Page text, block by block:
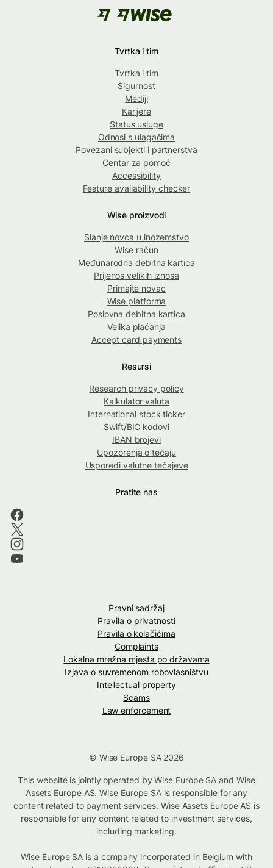
Tvrtka i tim
Tvrtka i tim
Sigurnost
Mediji
Karijere
Status usluge
Odnosi s ulagačima
Povezani subjekti i partnerstva
Centar za pomoć
Accessibility
Feature availability checker
Wise proizvodi
Slanje novca u inozemstvo
Wise račun
Međunarodna debitna kartica
Prijenos velikih iznosa
Primajte novac
Wise platforma
Poslovna debitna kartica
Velika plaćanja
Accept card payments
Resursi
Research privacy policy
Kalkulator valuta
International stock ticker
Swift/BIC kodovi
IBAN brojevi
Upozorenja o tečaju
Usporedi valutne tečajeve
Pratite nas
Pravni sadržaj
Pravila o privatnosti
Pravila o kolačićima
Complaints
Lokalna mrežna mjesta po državama
Izjava o suvremenom robovlasništvu
Intellectual property
Scams
Law enforcement
© Wise Europe SA 2026
This website is jointly operated by Wise Europe SA and Wise
Assets Europe AS. Wise Europe SA is responsible for any
content related to payment services. Wise Assets Europe AS is
responsible for any content related to investment services,
including marketing.
Wise Europe SA is a company incorporated in Belgium with